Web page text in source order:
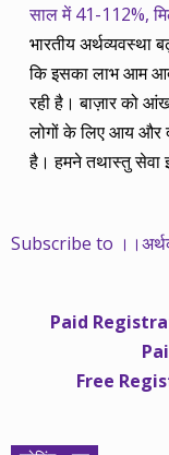
साल में 41-112%,
भारतीय अर्थव्यवस्था
कि इसका लाभ आम
रही है। बाज़ार को
लोगों के लिए आय और
है। हमने तथास्तु सेवा
महंगाई की दर 10
साढ़े चार सालों से
भलीभांति वाकिफ
में फंस गए।
Subscribe to
Paid
Free